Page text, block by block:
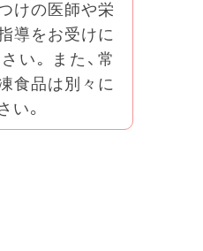
けの医師や栄
導をお受けに
い｡ また、常
食品は別々に
い。